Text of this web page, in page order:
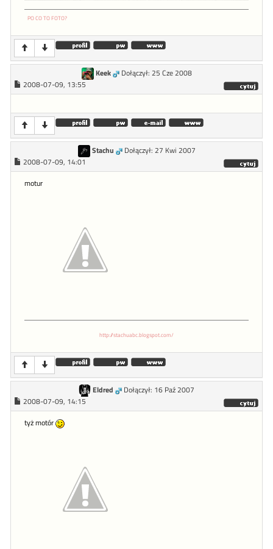
PO CO TO FOTO?
Keek
Dołączył: 25 Cze 2008
2008-07-09, 13:55
Stachu
Dołączył: 27 Kwi 2007
2008-07-09, 14:01
motur
http://stachuabc.blogspot.com/
Eldred
Dołączył: 16 Paź 2007
2008-07-09, 14:15
tyż motór